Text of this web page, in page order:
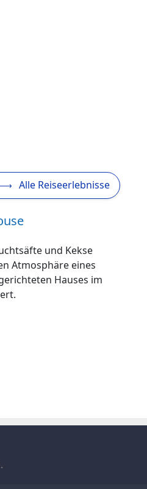
Alle Reiseerlebnisse
und Kekse
Atmosphäre eines
Hauses im